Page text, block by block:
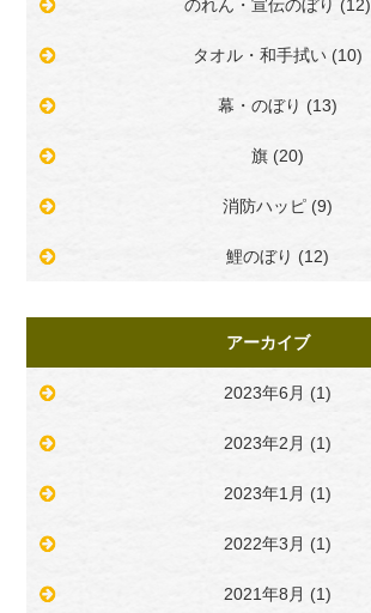
のれん・宣伝のぼり (12)
タオル・和手拭い (10)
幕・のぼり (13)
旗 (20)
消防ハッピ (9)
鯉のぼり (12)
アーカイブ
2023年6月 (1)
2023年2月 (1)
2023年1月 (1)
2022年3月 (1)
2021年8月 (1)